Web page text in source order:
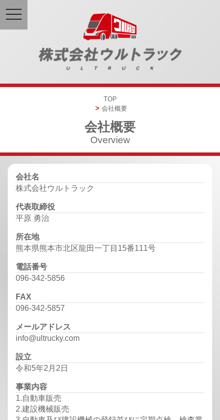
TOP
会社概要
会社概要
Overview
会社名
株式会社ウルトラック
代表取締役
平原 勇治
所在地
熊本県熊本市北区龍田一丁目15番111号
電話番号
096-342-5856
FAX
096-342-5857
メールアドレス
info@ultrucky.com
設立
令和5年2月2日
事業内容
1.自動車販売
2.建設機械販売
toggle
navigation